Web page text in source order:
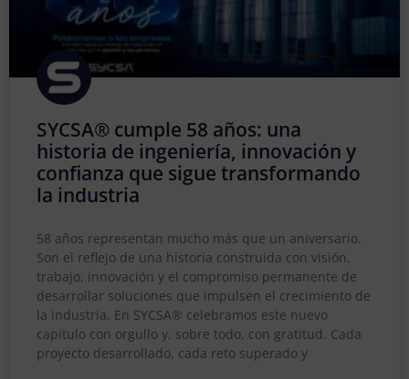
SYCSA® cumple 58 años: una
historia de ingeniería, innovación y
confianza que sigue transformando
la industria
58 años representan mucho más que un aniversario.
Son el reflejo de una historia construida con visión,
trabajo, innovación y el compromiso permanente de
desarrollar soluciones que impulsen el crecimiento de
la industria. En SYCSA® celebramos este nuevo
capítulo con orgullo y, sobre todo, con gratitud. Cada
proyecto desarrollado, cada reto superado y